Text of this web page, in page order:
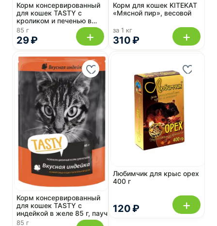
29 ₽
Корм консервированный
для кошек TASTY с
кроликом и печенью в
желе 85 г, пауч
85 г + 310 ₽
Корм для кошек KITEKAT
«Мясной пир», весовой
за 1 кг +
Корм консервированный
для кошек TASTY с
индейкой в желе 85 г, пауч
85 г
120 ₽
Любимчик для крыс орех
400 г
+